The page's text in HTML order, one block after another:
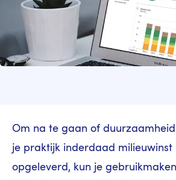
Om na te gaan of
je praktijk inderdaad milieuwinst
opgeleverd, kun je